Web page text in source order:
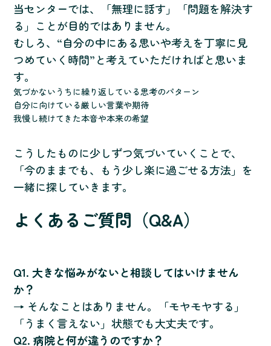
当センターでは、「無理に話す」「問題を解決す
る」ことが目的ではありません。
むしろ、“自分の中にある思いや考えを丁寧に見
つめていく時間”と考えていただければと思いま
す。
気づかないうちに繰り返している思考のパターン
自分に向けている厳しい言葉や期待
我慢し続けてきた本音や本来の希望
こうしたものに少しずつ気づいていくことで、
「今のままでも、もう少し楽に過ごせる方法」を
一緒に探していきます。
よくあるご質問（Q&A）
Q1. 大きな悩みがないと相談してはいけません
か？
→ そんなことはありません。「モヤモヤする」
「うまく言えない」状態でも大丈夫です。
Q2. 病院と何が違うのですか？